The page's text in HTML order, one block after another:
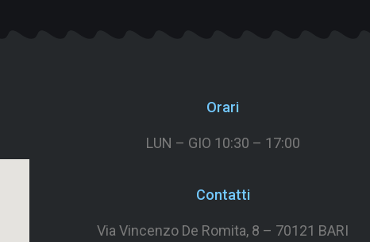
Orari
LUN – GIO 10:30 – 17:00
Contatti
Via Vincenzo De Romita, 8 – 70121 BARI